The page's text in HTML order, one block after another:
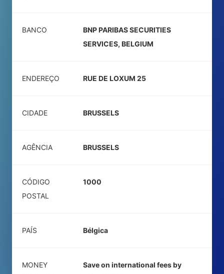
BANCO
BNP PARIBAS SECURITIES
SERVICES, BELGIUM
ENDEREÇO RUE DE LOXUM 25
CIDADE BRUSSELS
AGÊNCIA BRUSSELS
CÓDIGO
POSTAL
1000
PAÍS Bélgica
MONEY
Save on international fees by